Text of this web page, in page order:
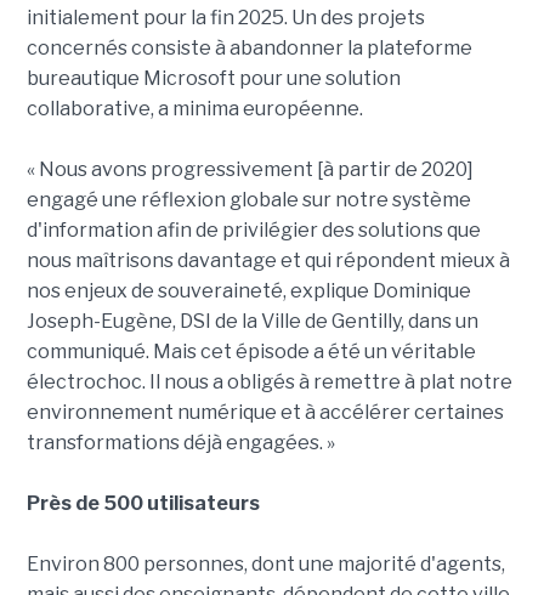
initialement pour la fin 2025. Un des projets
concernés consiste à abandonner la plateforme
bureautique Microsoft pour une solution
collaborative, a minima européenne.
« Nous avons progressivement [à partir de 2020]
engagé une réflexion globale sur notre système
d'information afin de privilégier des solutions que
nous maîtrisons davantage et qui répondent mieux à
nos enjeux de souveraineté, explique Dominique
Joseph-Eugène, DSI de la Ville de Gentilly, dans un
communiqué. Mais cet épisode a été un véritable
électrochoc. Il nous a obligés à remettre à plat notre
environnement numérique et à accélérer certaines
transformations déjà engagées. »
Près de 500 utilisateurs
Environ 800 personnes, dont une majorité d'agents,